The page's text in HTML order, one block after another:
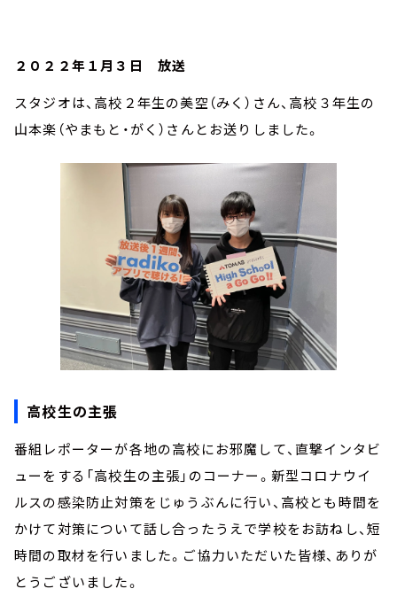
２０２２年１月３日 放送
スタジオは、高校２年生の美空（みく）さん、高校３年生の
山本楽（やまもと・がく）さんとお送りしました。
高校生の主張
番組レポーターが各地の高校にお邪魔して、直撃インタビ
ューをする「高校生の主張」のコーナー。新型コロナウイ
ルスの感染防止対策をじゅうぶんに行い、高校とも時間を
かけて対策について話し合ったうえで学校をお訪ねし、短
時間の取材を行いました。ご協力いただいた皆様、ありが
とうございました。